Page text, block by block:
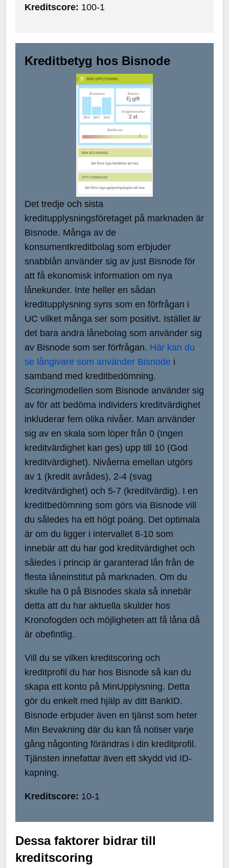
Kreditscore: 100-1
Kreditbetyg hos Bisnode
Det tredje och sista
kreditupplysningsföretaget på marknaden är
Bisnode. Många av de
konsumentkreditbolag som erbjuder
snabblån använder sig av just Bisnode för
att få ekonomisk information om nya
lånekunder. Inte heller en sådan
kreditupplysning syns som en förfrågan i
UC vilket många ser som positivt. Istället är
det bara andra lånebolag som använder sig
av Bisnode som ser förfrågan. Här kan du
se långivare som använder Bisnode i
samband med kreditbedömning.
Scoringmodellen som Bisnode använder sig
av för att bedöma individers kreditvärdighet
inkluderar fem olika nivåer. Man använder
sig av en skala som löper från 0 (Ingen
kreditvärdighet kan ges) upp till 10 (God
kreditvärdighet). Nivåerna emellan utgörs
av 1 (kredit avrådes), 2-4 (svag
kreditvärdighet) och 5-7 (kreditvärdig). I en
kreditbedömning som görs via Bisnode vill
du således ha ett högt poäng. Det optimala
är om du ligger i intervallet 8-10 som
innebär att du har god kreditvärdighet och
således i princip är garanterad lån från de
flesta låneinstitut på marknaden. Om du
skulle ha 0 på Bisnodes skala så innebär
detta att du har aktuella skulder hos
Kronofogden och möjligheten att få låna då
är obefintlig.
Vill du se vilken kreditscoring och
kreditprofil du har hos Bisnode så kan du
skapa ett konto på MinUpplysning. Detta
gör du enkelt med hjälp av ditt BankID.
Bisnode erbjuder även en tjänst som heter
Min Bevakning där du kan få notiser varje
gång någonting förändras i din kreditprofil.
Tjänsten innefattar även ett skydd vid ID-
kapning.
Kreditscore: 10-1
Dessa faktorer bidrar till
kreditscoring